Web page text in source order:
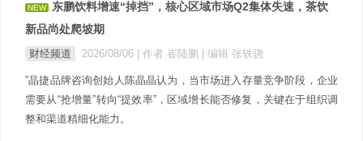
NEW
东鹏饮料增速“掉挡”，核心区域市场Q2集体失速，茶饮
新品尚处爬坡期
财经频道 2026/08/06 | 作者 崔陆鹏 | 编辑 张轶骁
”晶捷品牌咨询创始人陈晶晶认为，当市场进入存量竞争阶段，企业
需要从“抢增量”转向“提效率”，区域增长能否修复，关键在于组织调
整和渠道精细化能力。